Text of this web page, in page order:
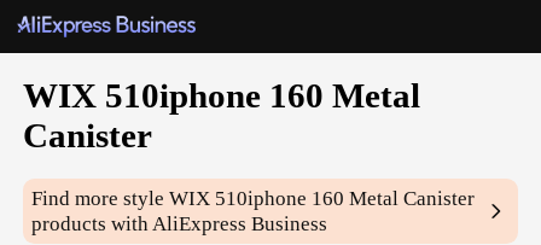
WIX 510iphone 160 Metal
Canister
Find more styleWIX 510iphone 160 Metal Canister
products with AliExpress Business